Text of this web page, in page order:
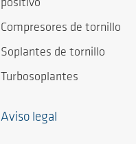
positivo
Compresores de tornillo
Soplantes de tornillo
Turbosoplantes
Aviso legal